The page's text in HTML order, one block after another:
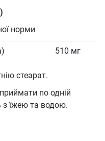
норми
510 мг
стеарат.
приймати по одній
з їжею та водою.